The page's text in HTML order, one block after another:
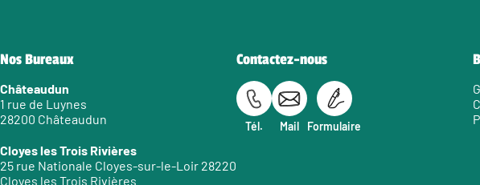
Nos Bureaux
Châteaudun
1 rue de Luynes
28200 Châteaudun
Cloyes les Trois Rivières
25 rue Nationale Cloyes-sur-le-Loir 28220
Cloyes les Trois Rivières
Contactez-nous
Tél. Mail Formulaire